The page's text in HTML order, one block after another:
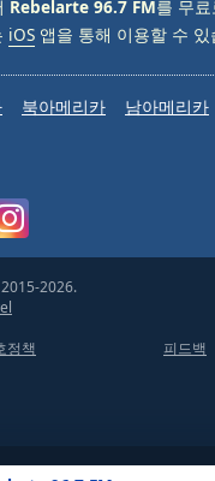
Rebelarte 96.7 FM를 무
iOS 앱을 통해 이용할 수 있
북아메리카 남아메리카
2026.
정책 피드백